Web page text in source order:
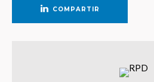
COMPARTIR